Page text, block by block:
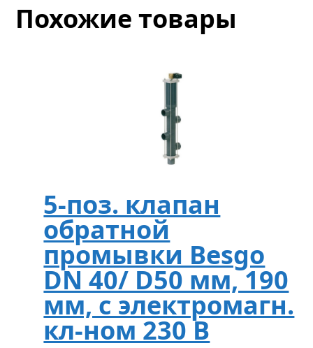
Похожие товары
5-поз. клапан
обратной
промывки Besgo
DN 40/ D50 мм, 190
мм, с электромагн.
кл-ном 230 В